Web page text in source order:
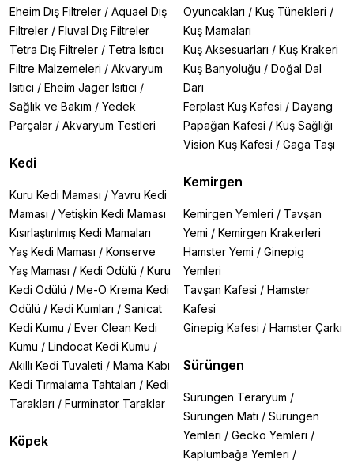
Eheim Dış Filtreler / Aquael Dış
Filtreler / Fluval Dış Filtreler
Tetra Dış Filtreler / Tetra Isıtıcı
Filtre Malzemeleri / Akvaryum
Isıtıcı / Eheim Jager Isıtıcı /
Sağlık ve Bakım / Yedek
Parçalar / Akvaryum Testleri
Kedi
Kuru Kedi Maması / Yavru Kedi
Maması / Yetişkin Kedi Maması
Kısırlaştırılmış Kedi Mamaları
Yaş Kedi Maması / Konserve
Yaş Maması / Kedi Ödülü / Kuru
Kedi Ödülü / Me-O Krema Kedi
Ödülü / Kedi Kumları / Sanicat
Kedi Kumu / Ever Clean Kedi
Kumu / Lindocat Kedi Kumu /
Akıllı Kedi Tuvaleti / Mama Kabı
Kedi Tırmalama Tahtaları / Kedi
Tarakları / Furminator Taraklar
Köpek
Oyuncakları / Kuş Tünekleri /
Kuş Mamaları
Kuş Aksesuarları / Kuş Krakeri
Kuş Banyoluğu / Doğal Dal
Darı
Ferplast Kuş Kafesi / Dayang
Papağan Kafesi / Kuş Sağlığı
Vision Kuş Kafesi / Gaga Taşı
Kemirgen
Kemirgen Yemleri / Tavşan
Yemi / Kemirgen Krakerleri
Hamster Yemi / Ginepig
Yemleri
Tavşan Kafesi / Hamster
Kafesi
Ginepig Kafesi / Hamster Çarkı
Sürüngen
Sürüngen Teraryum /
Sürüngen Matı / Sürüngen
Yemleri / Gecko Yemleri /
Kaplumbağa Yemleri /